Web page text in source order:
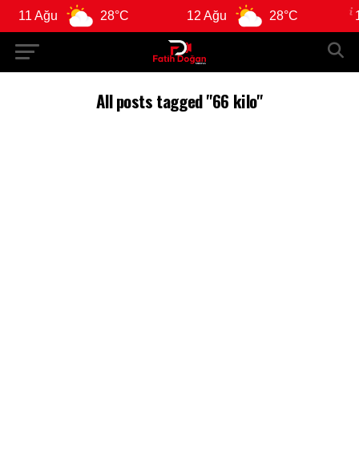
11 Ağu 28°C 12 Ağu 28°C
All posts tagged "66 kilo"